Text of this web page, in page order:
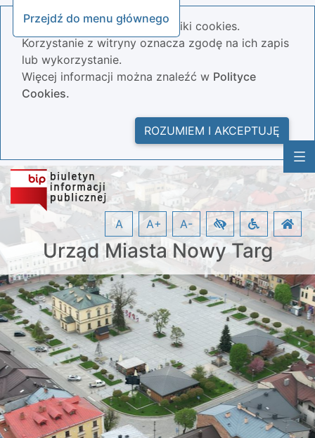
Przejdź do menu głównego
Nasza strona wykorzystuje pliki cookies.
Korzystanie z witryny oznacza zgodę na ich zapis
lub wykorzystanie.
Więcej informacji można znaleźć w Polityce
Cookies.
ROZUMIEM I AKCEPTUJĘ
Urząd Miasta Nowy Targ
A A+ A-